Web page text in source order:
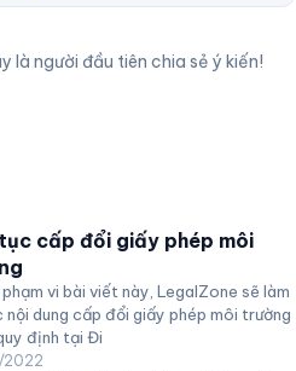
là người đầu tiên chia sẻ ý kiến!
cấp đổi giấy phép môi
phạm vi bài viết này, LegalZone sẽ làm
nội dung cấp đổi giấy phép môi trường
định tại Đi
2022